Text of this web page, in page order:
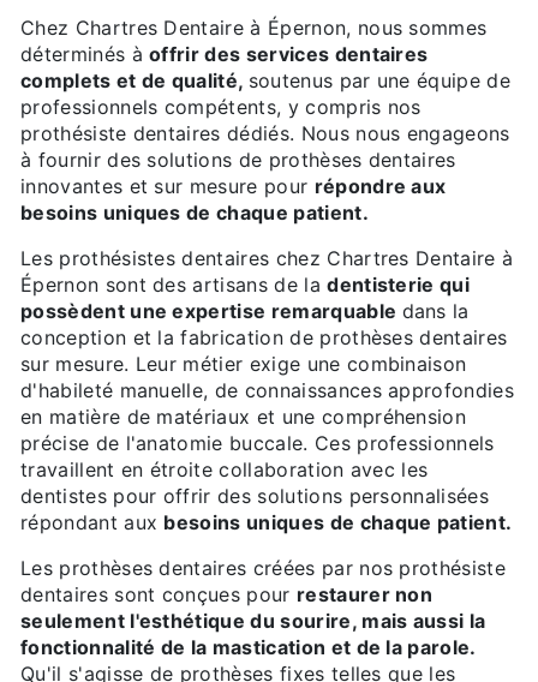
Chez Chartres Dentaire à Épernon, nous sommes
déterminés àoffrir des services dentaires
complets et de qualité, soutenus par une équipe de
professionnels compétents, y compris nos
prothésiste dentaires dédiés. Nous nous engageons
à fournir des solutions de prothèses dentaires
innovantes et sur mesure pour répondre aux
besoins uniques de chaque patient.
Les prothésistes dentaires chez Chartres Dentaire à
Épernon sont des artisans de ladentisterie qui
possèdent une expertise remarquable dans la
conception et la fabrication de prothèses dentaires
sur mesure. Leur métier exige une combinaison
d'habileté manuelle, de connaissances approfondies
en matière de matériaux et une compréhension
précise de l'anatomie buccale. Ces professionnels
travaillent en étroite collaboration avec les
dentistes pour offrir des solutions personnalisées
répondant aux besoins uniques de chaque patient.
Les prothèses dentaires créées par nos prothésiste
dentaires sont conçues pour restaurer non
seulement l'esthétique du sourire, mais aussi la
fonctionnalité de la mastication et de la parole.
Qu'il s'agisse de prothèses fixes telles que les